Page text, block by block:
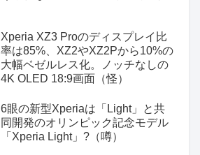
Xperia XZ3 Proのディスプレイ比
率は85%、XZ2やXZ2Pから10%の
大幅ベゼルレス化。ノッチなしの
4K OLED 18:9画面（怪）
6眼の新型Xperiaは「Light」と共
同開発のオリンピック記念モデル
「Xperia Light」?（噂）